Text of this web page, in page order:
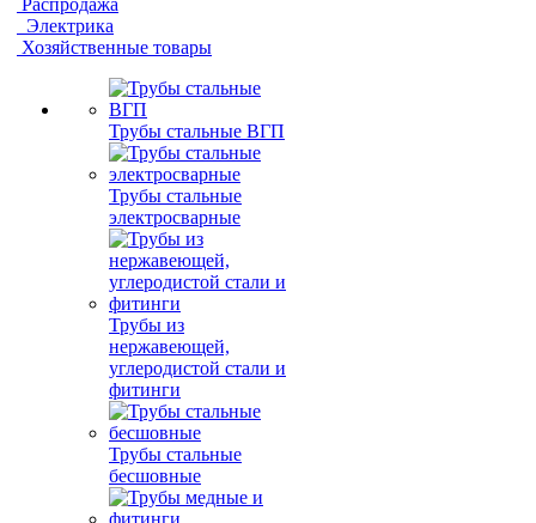
Распродажа
Электрика
Хозяйственные товары
Трубы стальные ВГП
Трубы стальные
электросварные
Трубы из
нержавеющей,
углеродистой стали и
фитинги
Трубы стальные
бесшовные